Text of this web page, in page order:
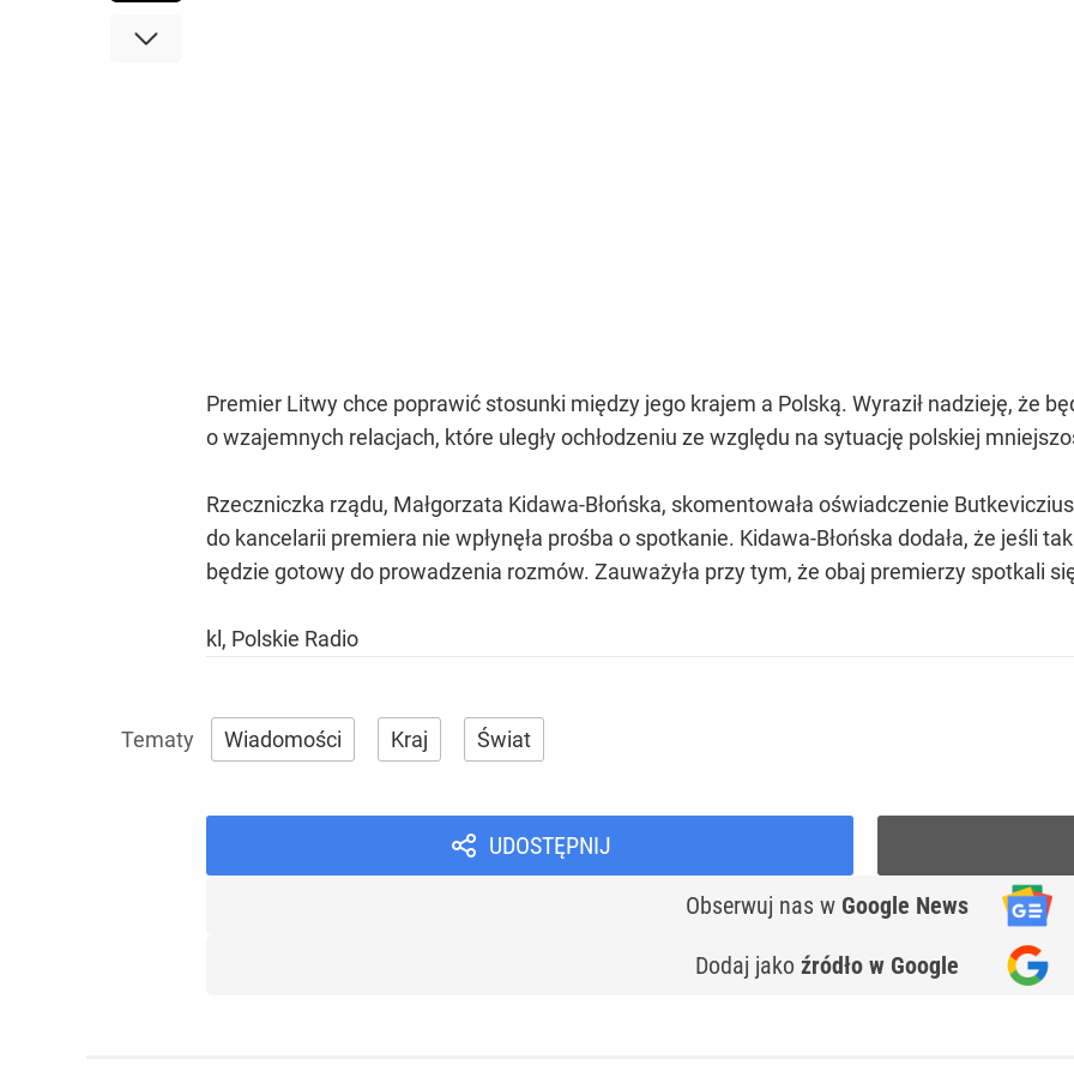
Premier Litwy chce poprawić stosunki między jego krajem a Polską. Wyraził nadzieję, że
o wzajemnych relacjach, które uległy ochłodzeniu ze względu na sytuację polskiej
Rzeczniczka rządu, Małgorzata Kidawa-Błońska, skomentowała oświadczenie
do kancelarii premiera nie wpłynęła prośba o spotkanie. Kidawa-Błońska dodała, że jeśli
będzie gotowy do prowadzenia rozmów. Zauważyła przy tym, że obaj premierzy spotkali
kl, Polskie Radio
Wiadomości Kraj Świat
UDOSTĘPNIJ
Obserwuj nas w Google News
Dodaj jako źródło w Google